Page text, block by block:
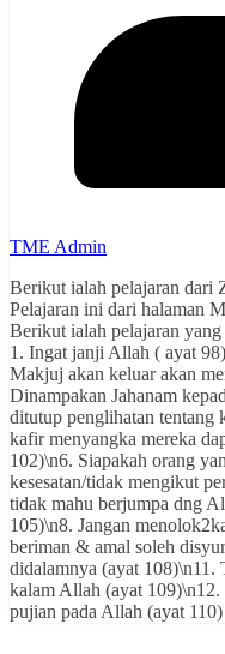
TME Admin
Berikut ialah pelajaran dari
Pelajaran ini dari halaman
Berikut ialah pelajaran
1. Ingat janji Allah ( ayat
Makjuj akan keluar akan
Dinampakan Jahanam
ditutup penglihatan tentang
kafir menyangka mereka
102)\n6. Siapakah orang
kesesatan/tidak mengikut
tidak mahu berjumpa dng
105)\n8. Jangan
beriman & amal soleh
didalamnya (ayat 108)\n11.
kalam Allah (ayat
pujian pada Allah (ayat 110)